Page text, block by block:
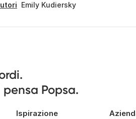
Emily Kudiersky
Popsa.
Ispirazione